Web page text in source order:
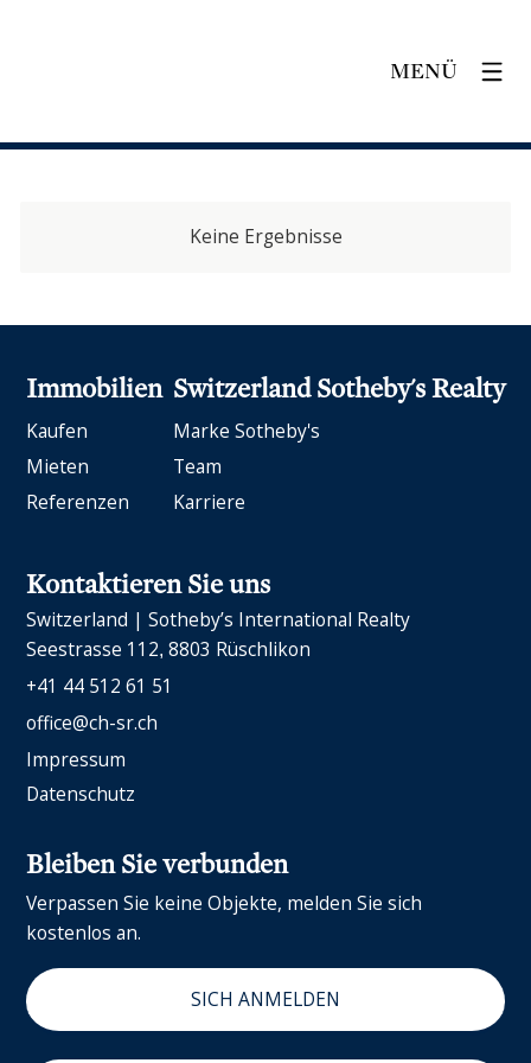
MENÜ
Keine Ergebnisse
Immobilien
Kaufen
Mieten
Referenzen
Switzerland Sotheby's Realty
Marke Sotheby's
Team
Karriere
Kontaktieren Sie uns
Switzerland | Sotheby’s International Realty
Seestrasse 112 8803 Rüschlikon
+41 44 512 61 51
office@ch-sr.ch
Impressum
Datenschutz
Bleiben Sie verbunden
Verpassen Sie keine Objekte, melden Sie sich
kostenlos an.
SICH ANMELDEN